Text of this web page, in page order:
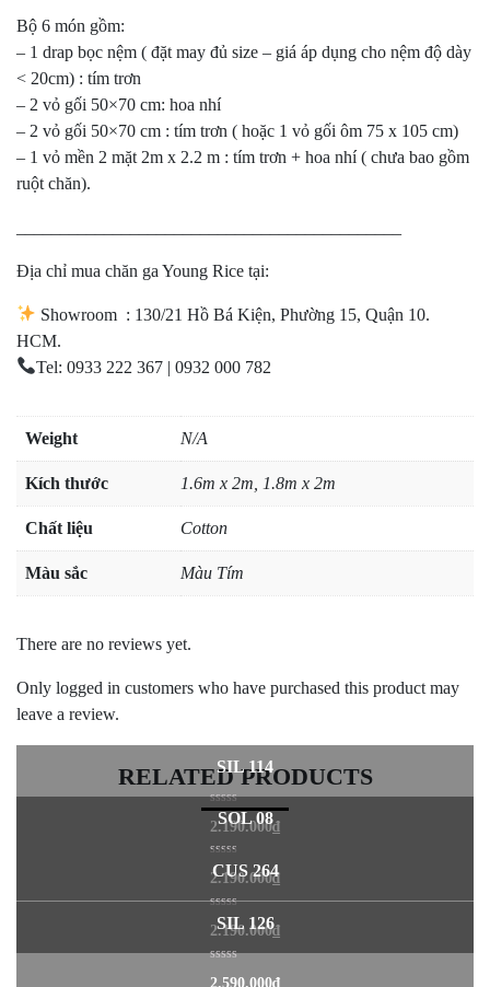
Bộ 6 món gồm:
– 1 drap bọc nệm ( đặt may đủ size – giá áp dụng cho nệm độ dày
< 20cm) : tím trơn
– 2 vỏ gối 50×70 cm: hoa nhí
– 2 vỏ gối 50×70 cm : tím trơn ( hoặc 1 vỏ gối ôm 75 x 105 cm)
– 1 vỏ mền 2 mặt 2m x 2.2 m : tím trơn + hoa nhí( chưa bao gồm
ruột chăn).
Địa chỉ mua chăn ga Young Rice tại:
Showroom : 130/21 Hồ Bá Kiện, Phường 15, Quận 10.
HCM.
Tel: 0933 222 367 | 0932 000 782
Weight N/A
Kích thước 1.6m x 2m, 1.8m x 2m
Chất liệu Cotton
Màu sắc Màu Tím
There are no reviews yet.
Only logged in customers who have purchased this product may
leave a review.
RELATED PRODUCTS
SIL 114
0
out
5
2.190.000₫
SOL 08
0
out
5
2.190.000₫
CUS 264
out
5
2.190.000₫
SIL 126
2.590.000₫